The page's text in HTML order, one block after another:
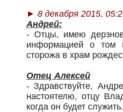
► 8 декабря 2015,
Андрей:
- Отцы, имею
информацией о том
сторожа в храм
Отец Алексей
- Здравствуйте,
настоятелю, отцу
когда он будет служить.